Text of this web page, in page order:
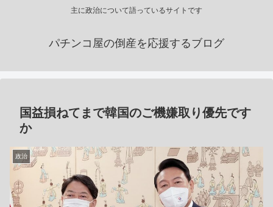
主に政治について語っているサイトです
パチンコ屋の倒産を応援するブログ
国益損ねてまで韓国のご機嫌取り優先です
か
政治